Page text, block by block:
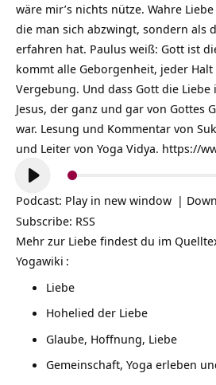
wäre mir’s nichts nütze. Wahre
die man sich abzwingt, sondern als
erfahren hat. Paulus weiß: Gott ist
kommt alle Geborgenheit, jeder
Vergebung. Und dass Gott die
Jesus, der ganz und gar von Gottes
war. Lesung und Kommentar von
und Leiter von Yoga Vidya. https://
Audio-
Player
Podcast: Play in new window |
Subscribe: RSS
Mehr zur Liebe findest du im
Yogawiki :
Liebe
Hohelied der Liebe
Glaube, Hoffnung, Liebe
Gemeinschaft, Yoga erleben